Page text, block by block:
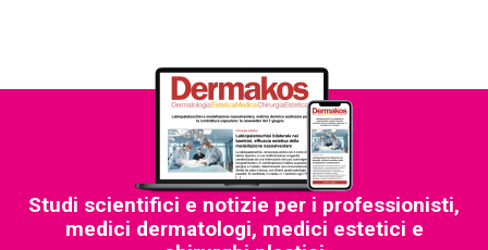
Studi scientifici e notizie per i professionisti,
medici dermatologi, medici estetici e